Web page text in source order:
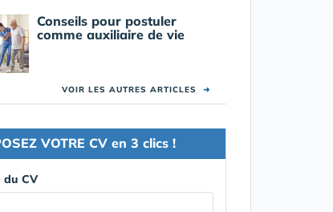
Conseils pour postuler
comme auxiliaire de vie
VOIR LES AUTRES ARTICLES ➜
VOTRE CV en 3 clics !
du CV